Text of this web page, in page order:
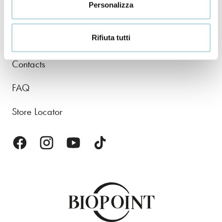
Personalizza
Rifiuta tutti
Contacts
FAQ
Store Locator